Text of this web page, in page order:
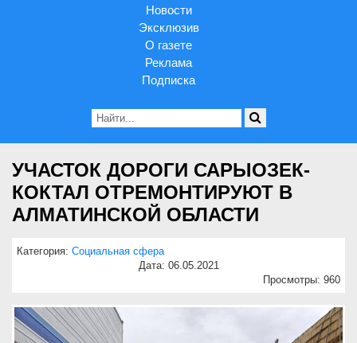
Новости
Эксклюзив
О газете
Реклама
Подписка
УЧАСТОК ДОРОГИ САРЫОЗЕК-
КОКТАЛ ОТРЕМОНТИРУЮТ В
АЛМАТИНСКОЙ ОБЛАСТИ
Категория: Социальная сфера
Дата: 06.05.2021
Просмотры: 960